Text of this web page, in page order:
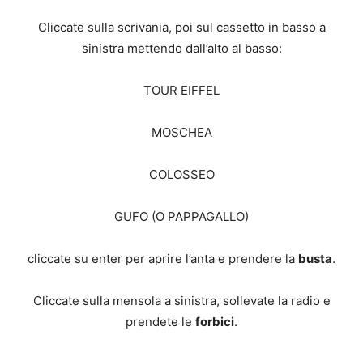
Cliccate sulla scrivania, poi sul cassetto in basso a
sinistra mettendo dall’alto al basso:
TOUR EIFFEL
MOSCHEA
COLOSSEO
GUFO (O PAPPAGALLO)
cliccate su enter per aprire l’anta e prendere la busta.
Cliccate sulla mensola a sinistra, sollevate la radio e
prendete le forbici.